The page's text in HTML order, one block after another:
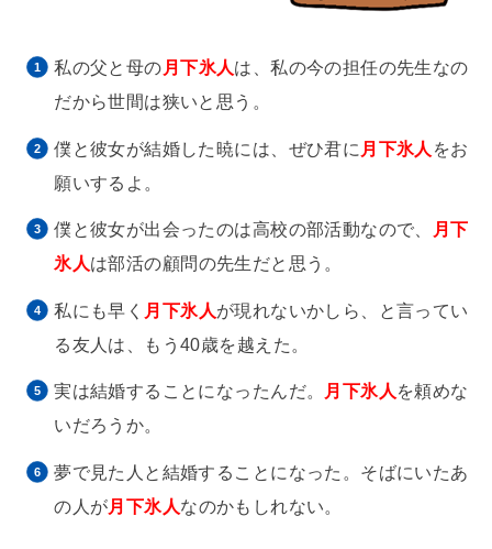
私の父と母の 月下氷人は、私の今の担任の先生なの
だから世間は狭いと思う。
僕と彼女が結婚した暁には、ぜひ君に 月下氷人 をお
願いするよ。
僕と彼女が出会ったのは高校の部活動なので、
月下
氷人は部活の顧問の先生だと思う。
私にも早く 月下氷人 が現れないかしら、と言ってい
る友人は、もう40歳を越えた。
実は結婚することになったんだ。 月下氷人 を頼めな
いだろうか。
夢で見た人と結婚することになった。そばにいたあ
の人が月下氷人なのかもしれない。